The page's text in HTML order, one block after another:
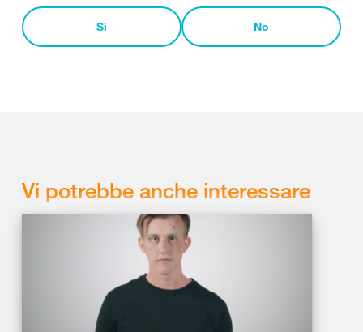
Sì No
Vi potrebbe anche interessare